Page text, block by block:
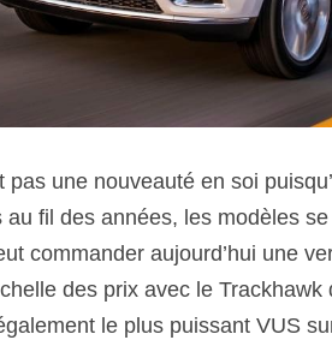
pas une nouveauté en soi
fil des années, les modèles
commander aujourd’hui une
des prix avec le
le plus puissant VUS